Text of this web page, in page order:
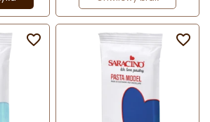
 